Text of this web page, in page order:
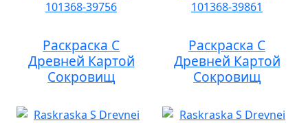
Раскраска С
Древней Картой
Сокровищ
Раскраска С
Древней Картой
Сокровищ